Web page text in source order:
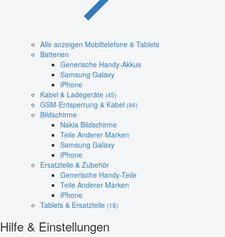
Alle anzeigen Mobiltelefone & Tablets
Batterien
Generische Handy-Akkus
Samsung Galaxy
iPhone
Kabel & Ladegeräte (45)
GSM-Entsperrung & Kabel (46)
Bildschirme
Nokia Bildschirme
Teile Anderer Marken
Samsung Galaxy
iPhone
Ersatzteile & Zubehör
Generische Handy-Teile
Teile Anderer Marken
iPhone
Tablets & Ersatzteile (18)
Hilfe & Einstellungen